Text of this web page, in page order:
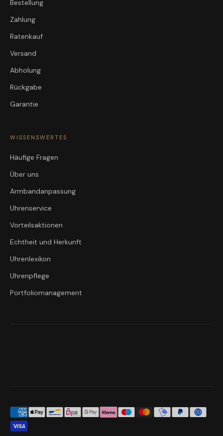
Bestellung
Zahlung
Ratenkauf
Versand
Abholung
Rückgabe
Garantie
WISSENSWERTES
Häufige Fragen
Über uns
Armbandanpassung
Uhrenservice
Vorteilsaktionen
Echtheit und Herkunft
Uhrenlexikon
Uhrenpflege
Portfoliomanagement